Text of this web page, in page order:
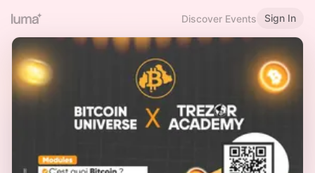
Discover Events Sign In